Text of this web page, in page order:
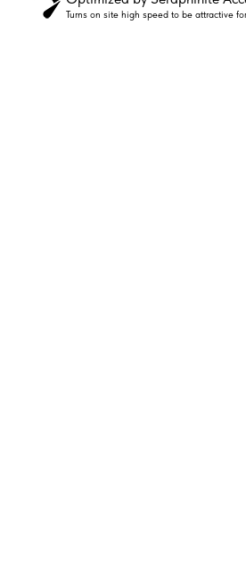
Turns on site high speed to be attractive